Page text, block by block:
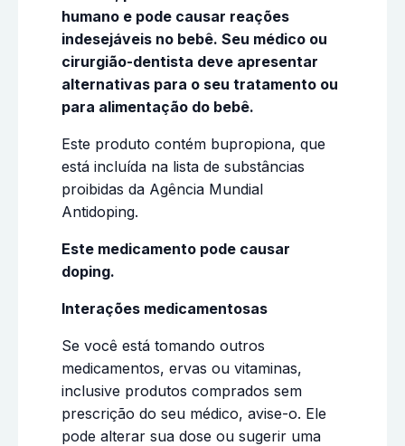
humano e pode causar reações
indesejáveis no bebê. Seu médico ou
cirurgião-dentista deve apresentar
alternativas para o seu tratamento ou
para alimentação do bebê.
Este produto contém bupropiona, que
está incluída na lista de substâncias
proibidas da Agência Mundial
Antidoping.
Este medicamento pode causar
doping.
Interações medicamentosas
Se você está tomando outros
medicamentos, ervas ou vitaminas,
inclusive produtos comprados sem
prescrição do seu médico, avise-o. Ele
pode alterar sua dose ou sugerir uma